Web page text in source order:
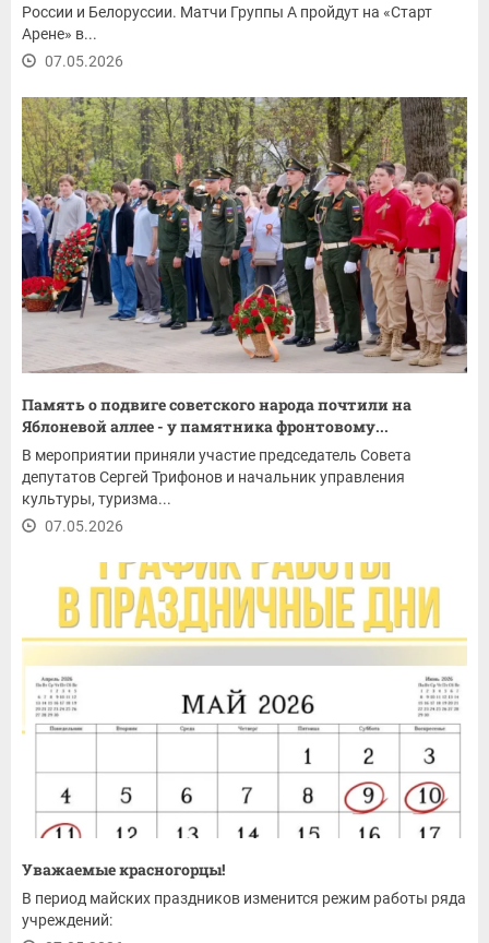
России и Белоруссии. Матчи Группы А пройдут на «Старт
Арене» в...
07.05.2026
Память о подвиге советского народа почтили на
Яблоневой аллее - у памятника фронтовому...
В мероприятии приняли участие председатель Совета
депутатов Сергей Трифонов и начальник управления
культуры, туризма...
07.05.2026
Уважаемые красногорцы!
В период майских праздников изменится режим работы ряда
учреждений: